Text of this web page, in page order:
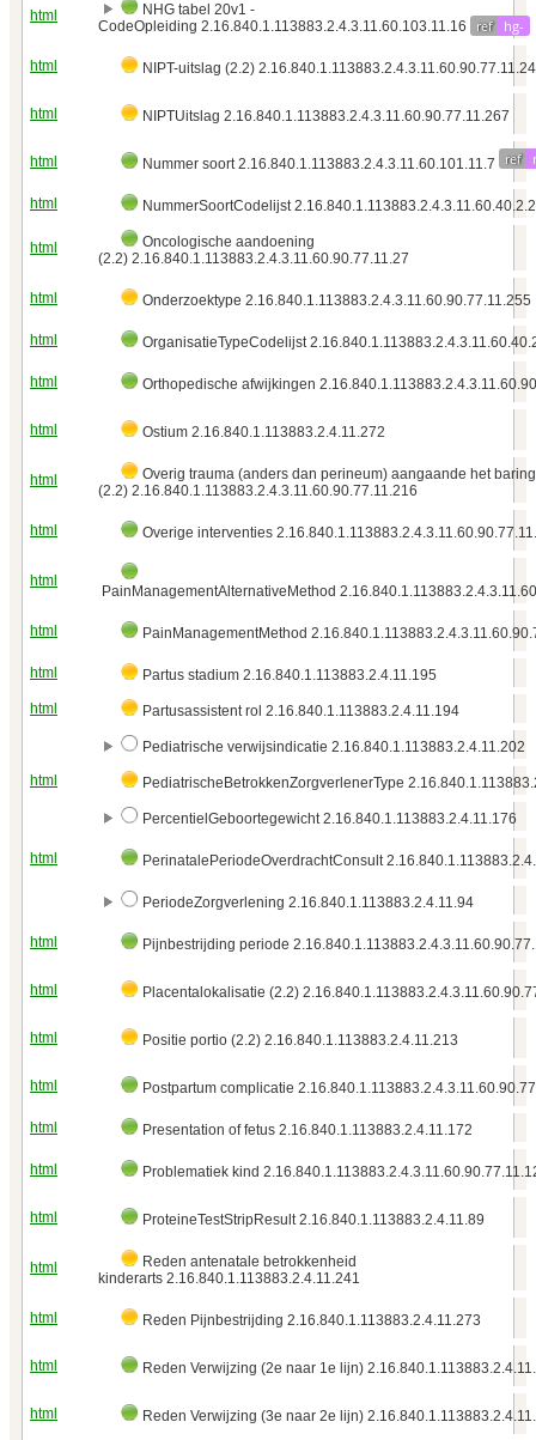
html
NHG tabel 20v1 -
CodeOpleiding 2.16.840.1.113883.2.4.3.11.60.103.11.16
ref hg-
html NIPT-uitslag (2.2) 2.16.840.1.113883.2.4.3.11.60.90.77.11.24
html NIPTUitslag 2.16.840.1.113883.2.4.3.11.60.90.77.11.267
html Nummer soort 2.16.840.1.113883.2.4.3.11.60.101.11.7 ref
html NummerSoortCodelijst
html
Oncologische aandoening
(2.2) 2.16.840.1.113883.2.4.3.11.60.90.77.11.27
html Onderzoektype 2.16.840.1.113883.2.4.3.11.60.90.77.11.255
html OrganisatieTypeCodelijst
html Orthopedische afwijkingen
html Ostium 2.16.840.1.113883.2.4.11.272
html
Overig trauma (anders dan perineum) aangaande het
(2.2) 2.16.840.1.113883.2.4.3.11.60.90.77.11.216
html Overige interventies
html
PainManagementAlternativeMethod
html PainManagementMethod
html
Partus stadium 2.16.840.1.113883.2.4.11.195
html
Partusassistent rol 2.16.840.1.113883.2.4.11.194
Pediatrische verwijsindicatie 2.16.840.1.113883.2.4.11.202
html
PediatrischeBetrokkenZorgverlenerType
PercentielGeboortegewicht 2.16.840.1.113883.2.4.11.176
html PerinatalePeriodeOverdrachtConsult
PeriodeZorgverlening 2.16.840.1.113883.2.4.11.94
html Pijnbestrijding periode
html Placentalokalisatie (2.2)
html Positie portio (2.2) 2.16.840.1.113883.2.4.11.213
html Postpartum complicatie
html Presentation of fetus 2.16.840.1.113883.2.4.11.172
html Problematiek kind
html ProteineTestStripResult 2.16.840.1.113883.2.4.11.89
html
Reden antenatale betrokkenheid
kinderarts 2.16.840.1.113883.2.4.11.241
html Reden Pijnbestrijding 2.16.840.1.113883.2.4.11.273
html Reden Verwijzing (2e naar 1e lijn)
html Reden Verwijzing (3e naar 2e lijn)